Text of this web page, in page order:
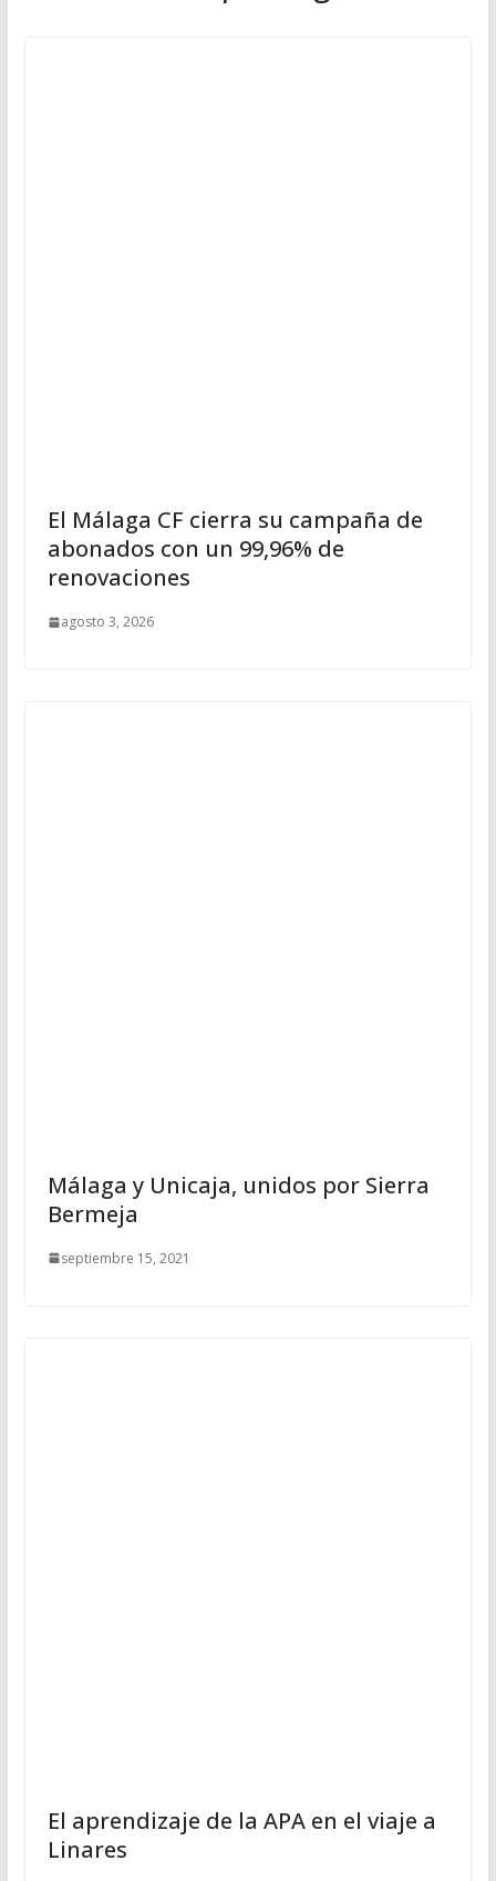
El Málaga CF cierra su campaña de
abonados con un 99,96% de
renovaciones
agosto 3, 2026
Málaga y Unicaja, unidos por Sierra
Bermeja
septiembre 15, 2021
El aprendizaje de la APA en el viaje a
Linares